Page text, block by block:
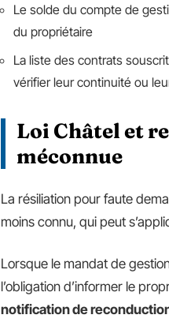
Le solde du compte de
du propriétaire
La liste des contrats
vérifier leur continuité ou
Loi Châtel et
méconnue
La résiliation pour faute
moins connu, qui peut
Lorsque le mandat de
l’obligation d’informer le
notification de